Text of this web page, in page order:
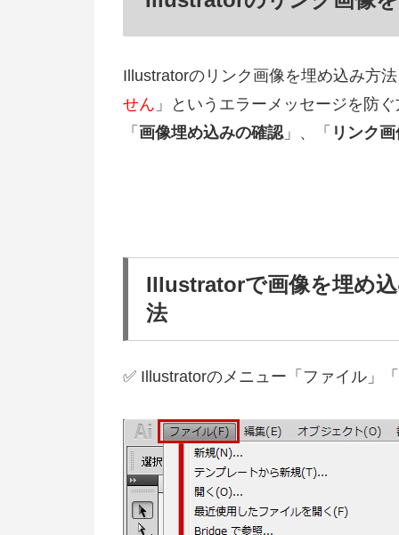
Illustratorのリンク画像を埋め込み方法
せん 」というエラーメッセージを防
「 画像埋め込みの確認」、「 リンク
Illustratorで画像を埋め
法
✅ Illustratorのメニュー「ファイル」